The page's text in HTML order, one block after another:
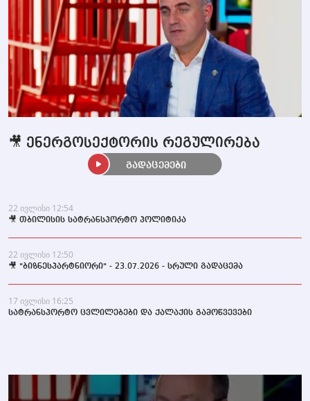
22 ივლისი 12:54
🎥 თბილისის სატრანსპორტო პოლიტიკა
22 ივლისი 12:50
🎥 "ბიზნესპარტნიორი" - 23.07.2026 - სრული გადაცემა
17 ივლისი 16:25
სატრანსპორტო ცვლილებები და ქალაქის გამოწვევები
🎥 ენერგოსექტორის რეგულირება
გადაცემები